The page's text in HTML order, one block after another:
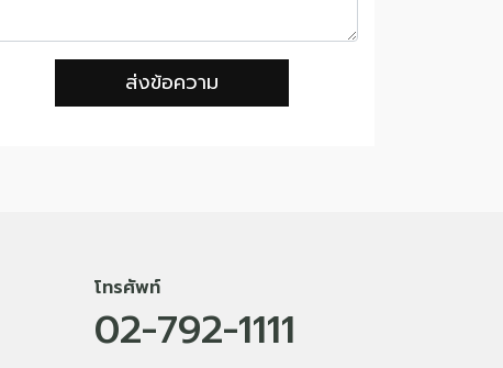
ส่งข้อความ
โทรศัพท์
02-792-1111